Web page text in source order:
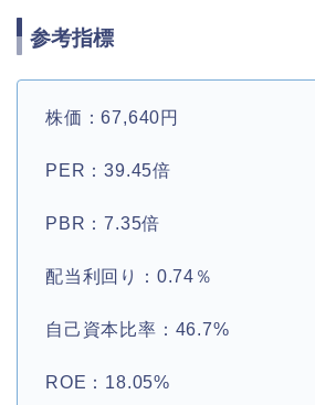
参考指標
株価：67,640円
PER：39.45倍
PBR：7.35倍
配当利回り：0.74％
自己資本比率：46.7%
ROE：18.05%